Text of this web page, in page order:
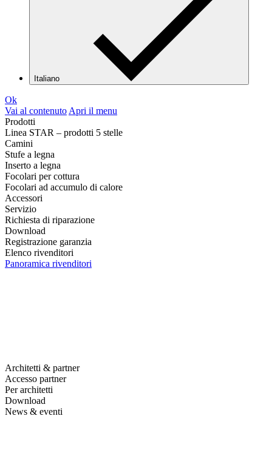
Italiano
Ok
Vai al contenuto Apri il menu
Prodotti
Linea STAR – prodotti 5 stelle
Camini
Stufe a legna
Inserto a legna
Focolari per cottura
Focolari ad accumulo di calore
Accessori
Servizio
Richiesta di riparazione
Download
Registrazione garanzia
Elenco rivenditori
Panoramica rivenditori
Architetti & partner
Accesso partner
Per architetti
Download
News & eventi